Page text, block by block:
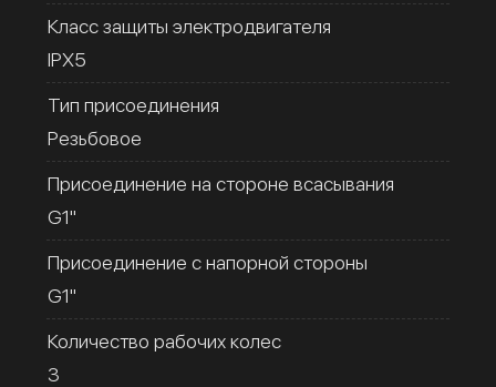
Класс защиты электродвигателя
IPX5
Тип присоединения
Резьбовое
Присоединение на стороне всасывания
G1''
Присоединение с напорной стороны
G1''
Количество рабочих колес
3